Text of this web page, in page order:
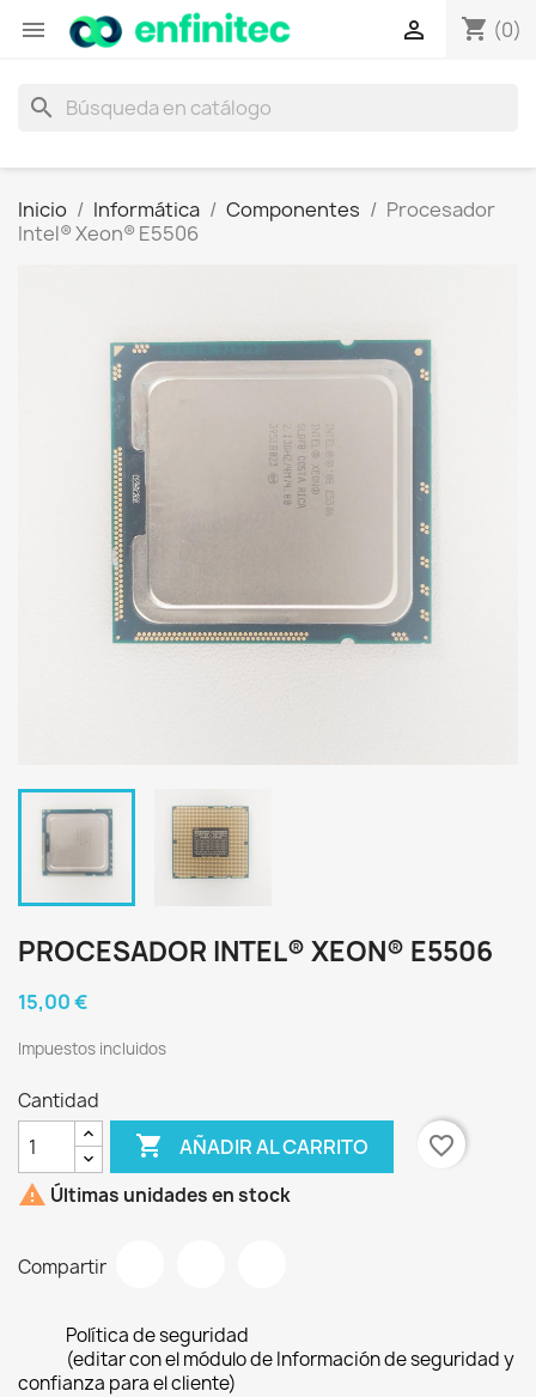
 shopping_cart (0)

search
Inicio Informática Componentes
Procesador
Intel® Xeon® E5506
PROCESADOR INTEL® XEON® E5506
15,00 €
Impuestos incluidos
Cantidad
 AÑADIR AL CARRITO
favorite_border
 Últimas unidades en stock
Compartir
Política de seguridad
(editar con el módulo de Información de seguridad y
confianza para el cliente)